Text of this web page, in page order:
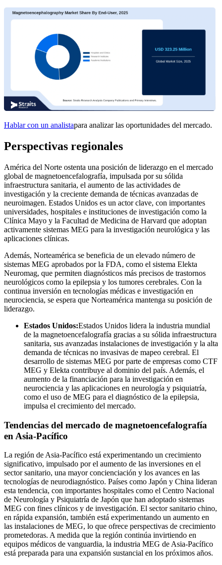
Hablar con un analistapara analizar las oportunidades del mercado.
Perspectivas regionales
América del Norte ostenta una posición de liderazgo en el mercado
global de magnetoencefalografía, impulsada por su sólida
infraestructura sanitaria, el aumento de las actividades de
investigación y la creciente demanda de técnicas avanzadas de
neuroimagen. Estados Unidos es un actor clave, con importantes
universidades, hospitales e instituciones de investigación como la
Clínica Mayo y la Facultad de Medicina de Harvard que adoptan
activamente sistemas MEG para la investigación neurológica y las
aplicaciones clínicas.
Además, Norteamérica se beneficia de un elevado número de
sistemas MEG aprobados por la FDA, como el sistema Elekta
Neuromag, que permiten diagnósticos más precisos de trastornos
neurológicos como la epilepsia y los tumores cerebrales. Con la
continua inversión en tecnologías médicas e investigación en
neurociencia, se espera que Norteamérica mantenga su posición de
liderazgo.
Estados Unidos:Estados Unidos lidera la industria mundial
de la magnetoencefalografía gracias a su sólida infraestructura
sanitaria, sus avanzadas instalaciones de investigación y la alta
demanda de técnicas no invasivas de mapeo cerebral. El
desarrollo de sistemas MEG por parte de empresas como CTF
MEG y Elekta contribuye al dominio del país. Además, el
aumento de la financiación para la investigación en
neurociencia y las aplicaciones en neurología y psiquiatría,
como el uso de MEG para el diagnóstico de la epilepsia,
impulsa el crecimiento del mercado.
Tendencias del mercado de magnetoencefalografía
en Asia-Pacífico
La región de Asia-Pacífico está experimentando un crecimiento
significativo, impulsado por el aumento de las inversiones en el
sector sanitario, una mayor concienciación y los avances en las
tecnologías de neurodiagnóstico. Países como Japón y China lideran
esta tendencia, con importantes hospitales como el Centro Nacional
de Neurología y Psiquiatría de Japón que han adoptado sistemas
MEG con fines clínicos y de investigación. El sector sanitario chino,
en rápida expansión, también está experimentando un aumento en
las instalaciones de MEG, lo que ofrece perspectivas de crecimiento
prometedoras. A medida que la región continúa invirtiendo en
equipos médicos de vanguardia, la industria MEG de Asia-Pacífico
está preparada para una expansión sustancial en los próximos años.